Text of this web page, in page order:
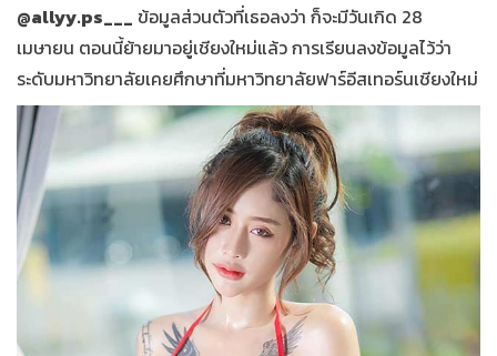
@allyy.ps___ ข้อมูลส่วนตัวที่เธอลงว่า ก็จะมีวันเกิด 28
เมษายน ตอนนี้ย้ายมาอยู่เชียงใหม่แล้ว การเรียนลงข้อมูลไว้ว่า
ระดับมหาวิทยาลัยเคยศึกษาที่มหาวิทยาลัยฟาร์อีสเทอร์นเชียงใหม่